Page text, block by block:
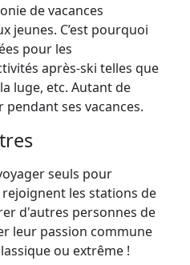
de vacances
jeunes. C’est pourquoi
pour les
après-ski telles que
luge, etc. Autant de
ses vacances.
seuls pour
les stations de
d'autres personnes de
leur passion commune
ou extrême !